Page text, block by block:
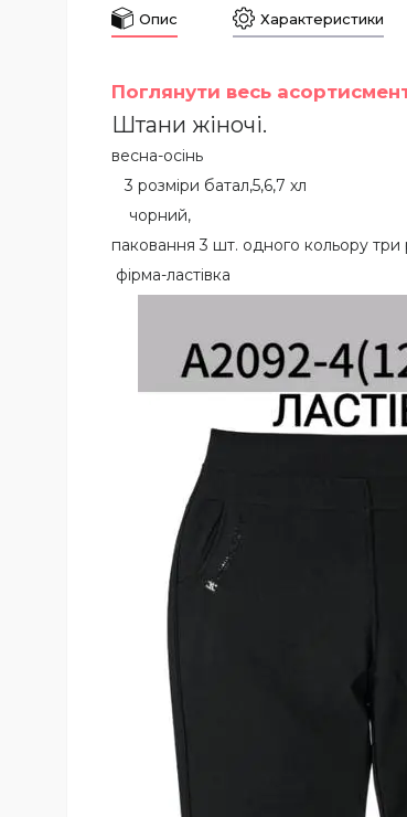
Опис Характеристики
Поглянути весь
Штани жіночі.
весна-осінь
3 розміри батал,5,6,7 хл
чорний,
паковання 3 шт. одного кольору три
фірма-ластівка